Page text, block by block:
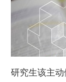
研究生该主动